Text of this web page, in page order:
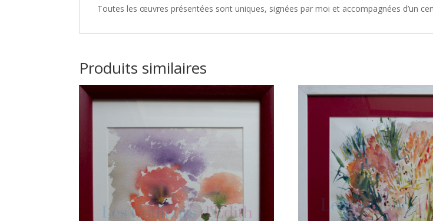
Toutes les œuvres présentées sont uniques, signées par moi et accompagnées d’un
Produits similaires